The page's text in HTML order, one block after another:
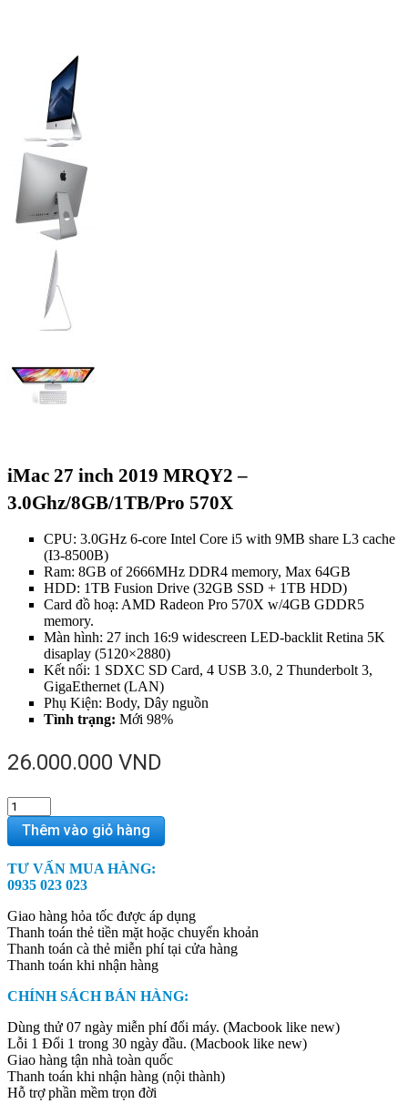
iMac 27 inch 2019 MRQY2 –
3.0Ghz/8GB/1TB/Pro 570X
CPU: 3.0GHz 6-core Intel Core i5 with 9MB share L3 cache
(I3-8500B)
Ram: 8GB of 2666MHz DDR4 memory, Max 64GB
HDD: 1TB Fusion Drive (32GB SSD + 1TB HDD)
Card đồ hoạ: AMD Radeon Pro 570X w/4GB GDDR5
memory.
Màn hình: 27 inch 16:9 widescreen LED-backlit Retina 5K
disaplay (5120×2880)
Kết nối: 1 SDXC SD Card, 4 USB 3.0, 2 Thunderbolt 3,
GigaEthernet (LAN)
Phụ Kiện: Body, Dây nguồn
Tình trạng: Mới 98%
26.000.000 VND
iMac
27
inch
MRQY2
-
570X
quantity
Thêm vào giỏ hàng
TƯ VẤN MUA HÀNG:
0935 023 023
Giao hàng hỏa tốc được áp dụng
Thanh toán thẻ tiền mặt hoặc chuyển khoản
Thanh toán cà thẻ miễn phí tại cửa hàng
Thanh toán khi nhận hàng
CHÍNH SÁCH BÁN HÀNG:
Dùng thử 07 ngày miễn phí đổi máy. (Macbook like new)
Lỗi 1 Đổi 1 trong 30 ngày đầu. (Macbook like new)
Giao hàng tận nhà toàn quốc
Thanh toán khi nhận hàng (nội thành)
Hỗ trợ phần mềm trọn đời